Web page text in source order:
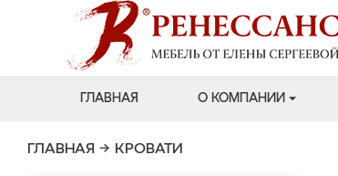
ГЛАВНАЯ О КОМПАНИИ
ГЛАВНАЯ → КРОВАТИ